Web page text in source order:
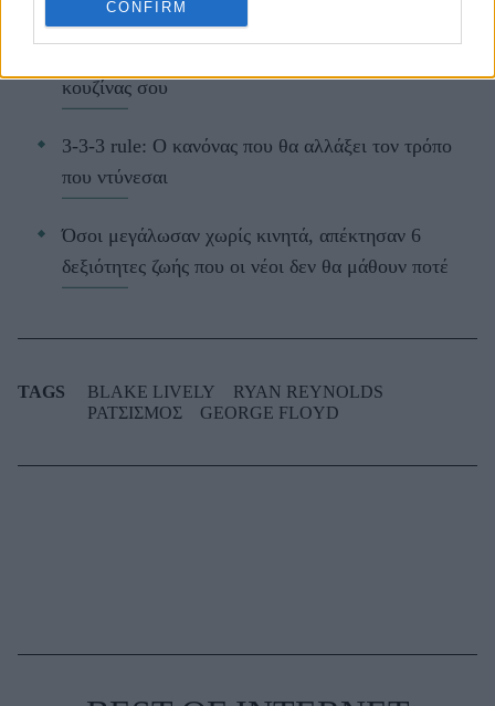
CONFIRM
Το gadget από τα IKEA που κοστίζει κάτω από 2
κουζίνας σου
3-3-3 rule: Ο κανόνας που θα αλλάξει τον τρόπο
που ντύνεσαι
Όσοι μεγάλωσαν χωρίς κινητά, απέκτησαν 6
δεξιότητες ζωής που οι νέοι δεν θα μάθουν ποτέ
TAGS BLAKE LIVELY
RYAN REYNOLDS
ΡΑΤΣΙΣΜΟΣ
GEORGE FLOYD